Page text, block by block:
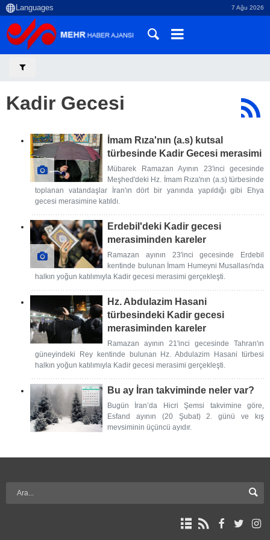
7 Ağu 2026
Kadir Gecesi
İmam Rıza'nın (a.s) kutsal
türbesinde Kadir Gecesi merasimi
Mübarek Ramazan Ayının 23'inci gecesinde
Meşhed'deki Hz. İmam Rıza'nın (a.s) türbesinde
toplanan vatandaşlar İran'ın dört bir yanında yapıldığı gibi Ehya
gecesi merasimine katıldı.
Erdebil'deki Kadir gecesi
merasiminden kareler
Ramazan ayının 23'inci gecesinde Erdebil
kentinde bulunan İmam Humeyni Musallası'nda
halkın yoğun katılımıyla Kadir gecesi merasimi gerçekleşti.
Hz. Abdulazim Hasani
türbesindeki Kadir gecesi
merasiminden kareler
Ramazan ayının 21'inci gecesinde Tahran'ın
güneyindeki Rey kentinde bulunan Hz. Abdulazim Hasani türbesi
halkın yoğun katılımıyla Kadir gecesi merasimi gerçekleşti.
Bu ay İran takviminde neler var?
Bugün İran’da Hicri Şemsi takvimine göre,
Esfand ayının (20 Şubat) 2. günü ve kış
mevsiminin üçüncü ayıdır.